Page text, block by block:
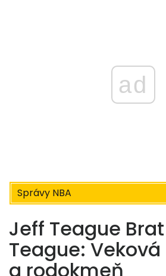
ad
Správy NBA
Jeff Teague
Teague:
a rodokmeň